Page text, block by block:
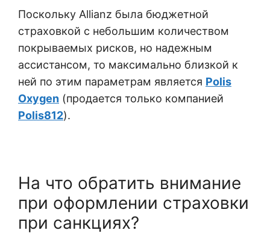
Поскольку Allianz была бюджетной
страховкой с небольшим количеством
покрываемых рисков, но надежным
ассистансом, то максимально близкой к
ней по этим параметрам является Polis
Oxygen (продается только компанией
Polis812).
На что обратить внимание
при оформлении страховки
при санкциях?